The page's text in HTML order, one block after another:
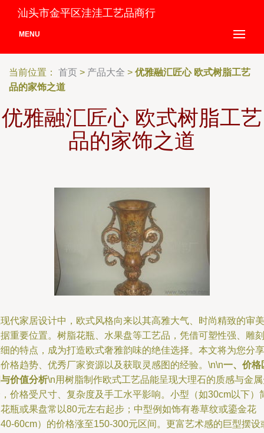
汕头市金平区洼洼工艺品商行
MENU
当前位置： 首页 > 产品大全 > 优雅融汇匠心 欧式树脂工艺
品的家饰之道
优雅融汇匠心 欧式树脂工艺
品的家饰之道
代家居设计中，欧式风格向来以其高雅大气、时尚精致的审美
重要位置。树脂花瓶、水果盘等工艺品，凭借可塑性强、雕刻
的特点，成为打造欧式奢雅韵味的绝佳选择。本文将为您分享
格趋势、优秀厂家资源以及获取灵感图的经验。\n\n一、价格
价值分析\n用树脂制作欧式工艺品能呈现大理石的质感与金
价格受尺寸、复杂度及手工水平影响。小型（如30cm以下）
瓶或果盘常以80元左右起步；中型例如饰有卷草纹或鎏金花
60cm）的价格涨至150-300元区间。更富艺术感的巨型摆设